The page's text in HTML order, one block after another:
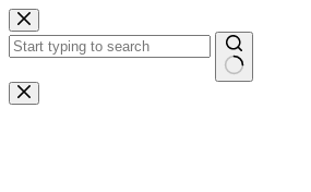
Zum
Inhalt
springen
Keine
Ergebnisse